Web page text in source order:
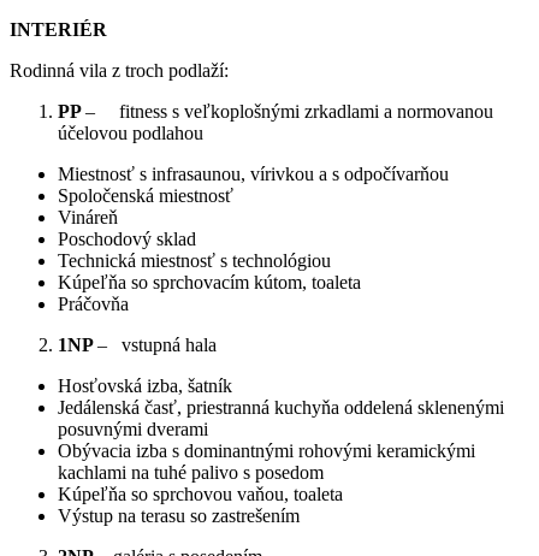
INTERIÉR
Rodinná vila z troch podlaží:
PP– fitness s veľkoplošnými zrkadlami a normovanou
účelovou podlahou
Miestnosť s infrasaunou, vírivkou a s odpočívarňou
Spoločenská miestnosť
Vináreň
Poschodový sklad
Technická miestnosť s technológiou
Kúpeľňa so sprchovacím kútom, toaleta
Práčovňa
1NP– vstupná hala
Hosťovská izba, šatník
Jedálenská časť, priestranná kuchyňa oddelená sklenenými
posuvnými dverami
Obývacia izba s dominantnými rohovými keramickými
kachlami na tuhé palivo s posedom
Kúpeľňa so sprchovou vaňou, toaleta
Výstup na terasu so zastrešením